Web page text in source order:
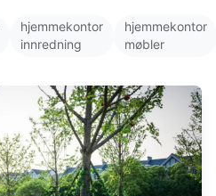
hjemmekontor
innredning
hjemmekontor
møbler